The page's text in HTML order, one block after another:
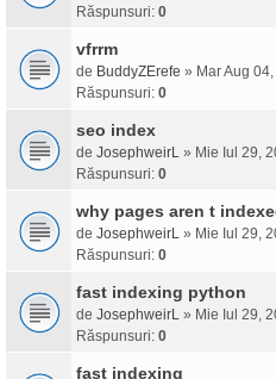
Răspunsuri: 0
vfrrm
de BuddyZErefe » Mar Aug
Răspunsuri: 0
seo index
de JosephweirL » Mie Iul 29,
Răspunsuri: 0
why pages aren t
de JosephweirL » Mie Iul 29,
Răspunsuri: 0
fast indexing python
de JosephweirL » Mie Iul 29,
Răspunsuri: 0
fast indexing